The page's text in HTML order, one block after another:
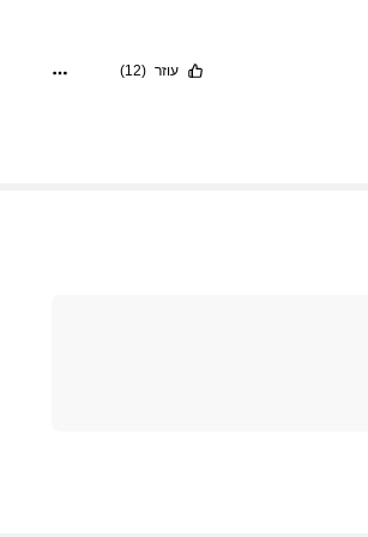
עוזר (12)